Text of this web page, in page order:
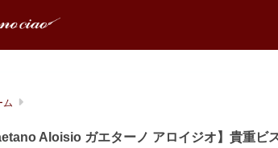
ム
Aloisio ガエターノ アロイジオ】貴重ビ